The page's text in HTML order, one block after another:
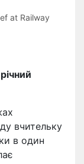
at Railway
вчительку
в один